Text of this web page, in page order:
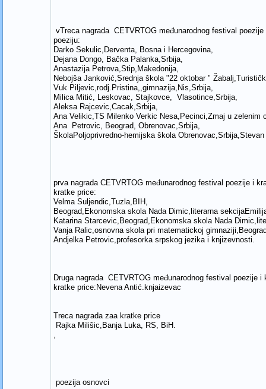
vTreca nagrada CETVRTOG međunarodnog festival
poeziju:
Darko Sekulic,Derventa, Bosna i Hercegovina,
Dejana Dongo, Bačka Palanka,Srbija,
Anastazija Petrova,Stip,Makedonija,
Nebojša Janković,Srednja škola "22 oktobar "
Vuk Piljevic,rodj.Pristina,,gimnazija,Nis,Srbija,
Milica Mitić, Leskovac, Stajkovce, Vlasotince,Srbija,
Aleksa Rajcevic,Cacak,Srbija,
Ana Velikic,TS Milenko Verkic Nesa,Pecinci,Zmaj u zelenim
Ana Petrovic, Beograd, Obrenovac,Srbija,
ŠkolaPoljoprivredno-hemijska škola
prva nagrada CETVRTOG međunarodnog festival poezije i
kratke price:
Velma Suljendic,Tuzla,BIH,
Beograd,Ekonomska skola Nada Dimic,literarna
Katarina Starcevic,Beograd,Ekonomska skola Nada
Vanja Ralic,osnovna skola pri matematickoj
Andjelka Petrovic,profesorka srpskog jezika i knjizevnosti.
Druga nagrada CETVRTOG međunarodnog festival
kratke price:Nevena Antić.knjaizevac
Treca nagrada zaa kratke price
Rajka Milišic,Banja Luka, RS, BiH.
,
poezija osnovci